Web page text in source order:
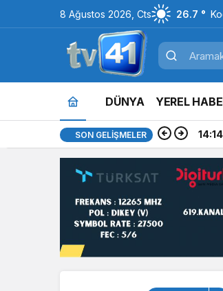
8 Ağustos 2026, Cts 26.7 °
DÜNYA YEREL
SON GELIŞMELER 14:14